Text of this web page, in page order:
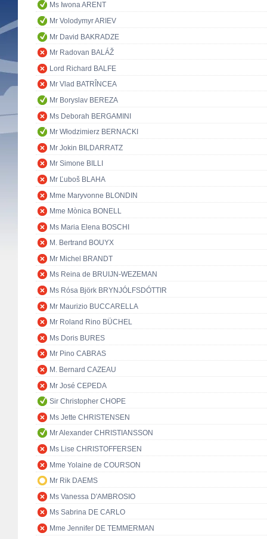
Ms Iwona ARENT
Mr Volodymyr ARIEV
Mr David BAKRADZE
Mr Radovan BALÁŽ
Lord Richard BALFE
Mr Vlad BATRÎNCEA
Mr Boryslav BEREZA
Ms Deborah BERGAMINI
Mr Włodzimierz BERNACKI
Mr Jokin BILDARRATZ
Mr Simone BILLI
Mr Ľuboš BLAHA
Mme Maryvonne BLONDIN
Mme Mònica BONELL
Ms Maria Elena BOSCHI
M. Bertrand BOUYX
Mr Michel BRANDT
Ms Reina de BRUIJN-WEZEMAN
Ms Rósa Björk BRYNJÓLFSDÓTTIR
Mr Maurizio BUCCARELLA
Mr Roland Rino BÜCHEL
Ms Doris BURES
Mr Pino CABRAS
M. Bernard CAZEAU
Mr José CEPEDA
Sir Christopher CHOPE
Ms Jette CHRISTENSEN
Mr Alexander CHRISTIANSSON
Ms Lise CHRISTOFFERSEN
Mme Yolaine de COURSON
Mr Rik DAEMS
Ms Vanessa D'AMBROSIO
Ms Sabrina DE CARLO
Mme Jennifer DE TEMMERMAN